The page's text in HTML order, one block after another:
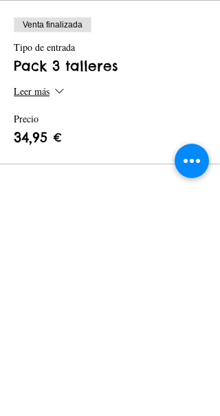
Venta finalizada
Tipo de entrada
Pack 3 talleres
Leer más
Precio
34,95 €